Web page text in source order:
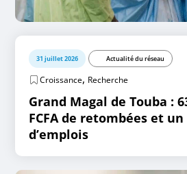
31 juillet 2026 Actualité du réseau
Croissance, Recherche
Grand Magal de Touba :
FCFA de retombées et
d’emplois